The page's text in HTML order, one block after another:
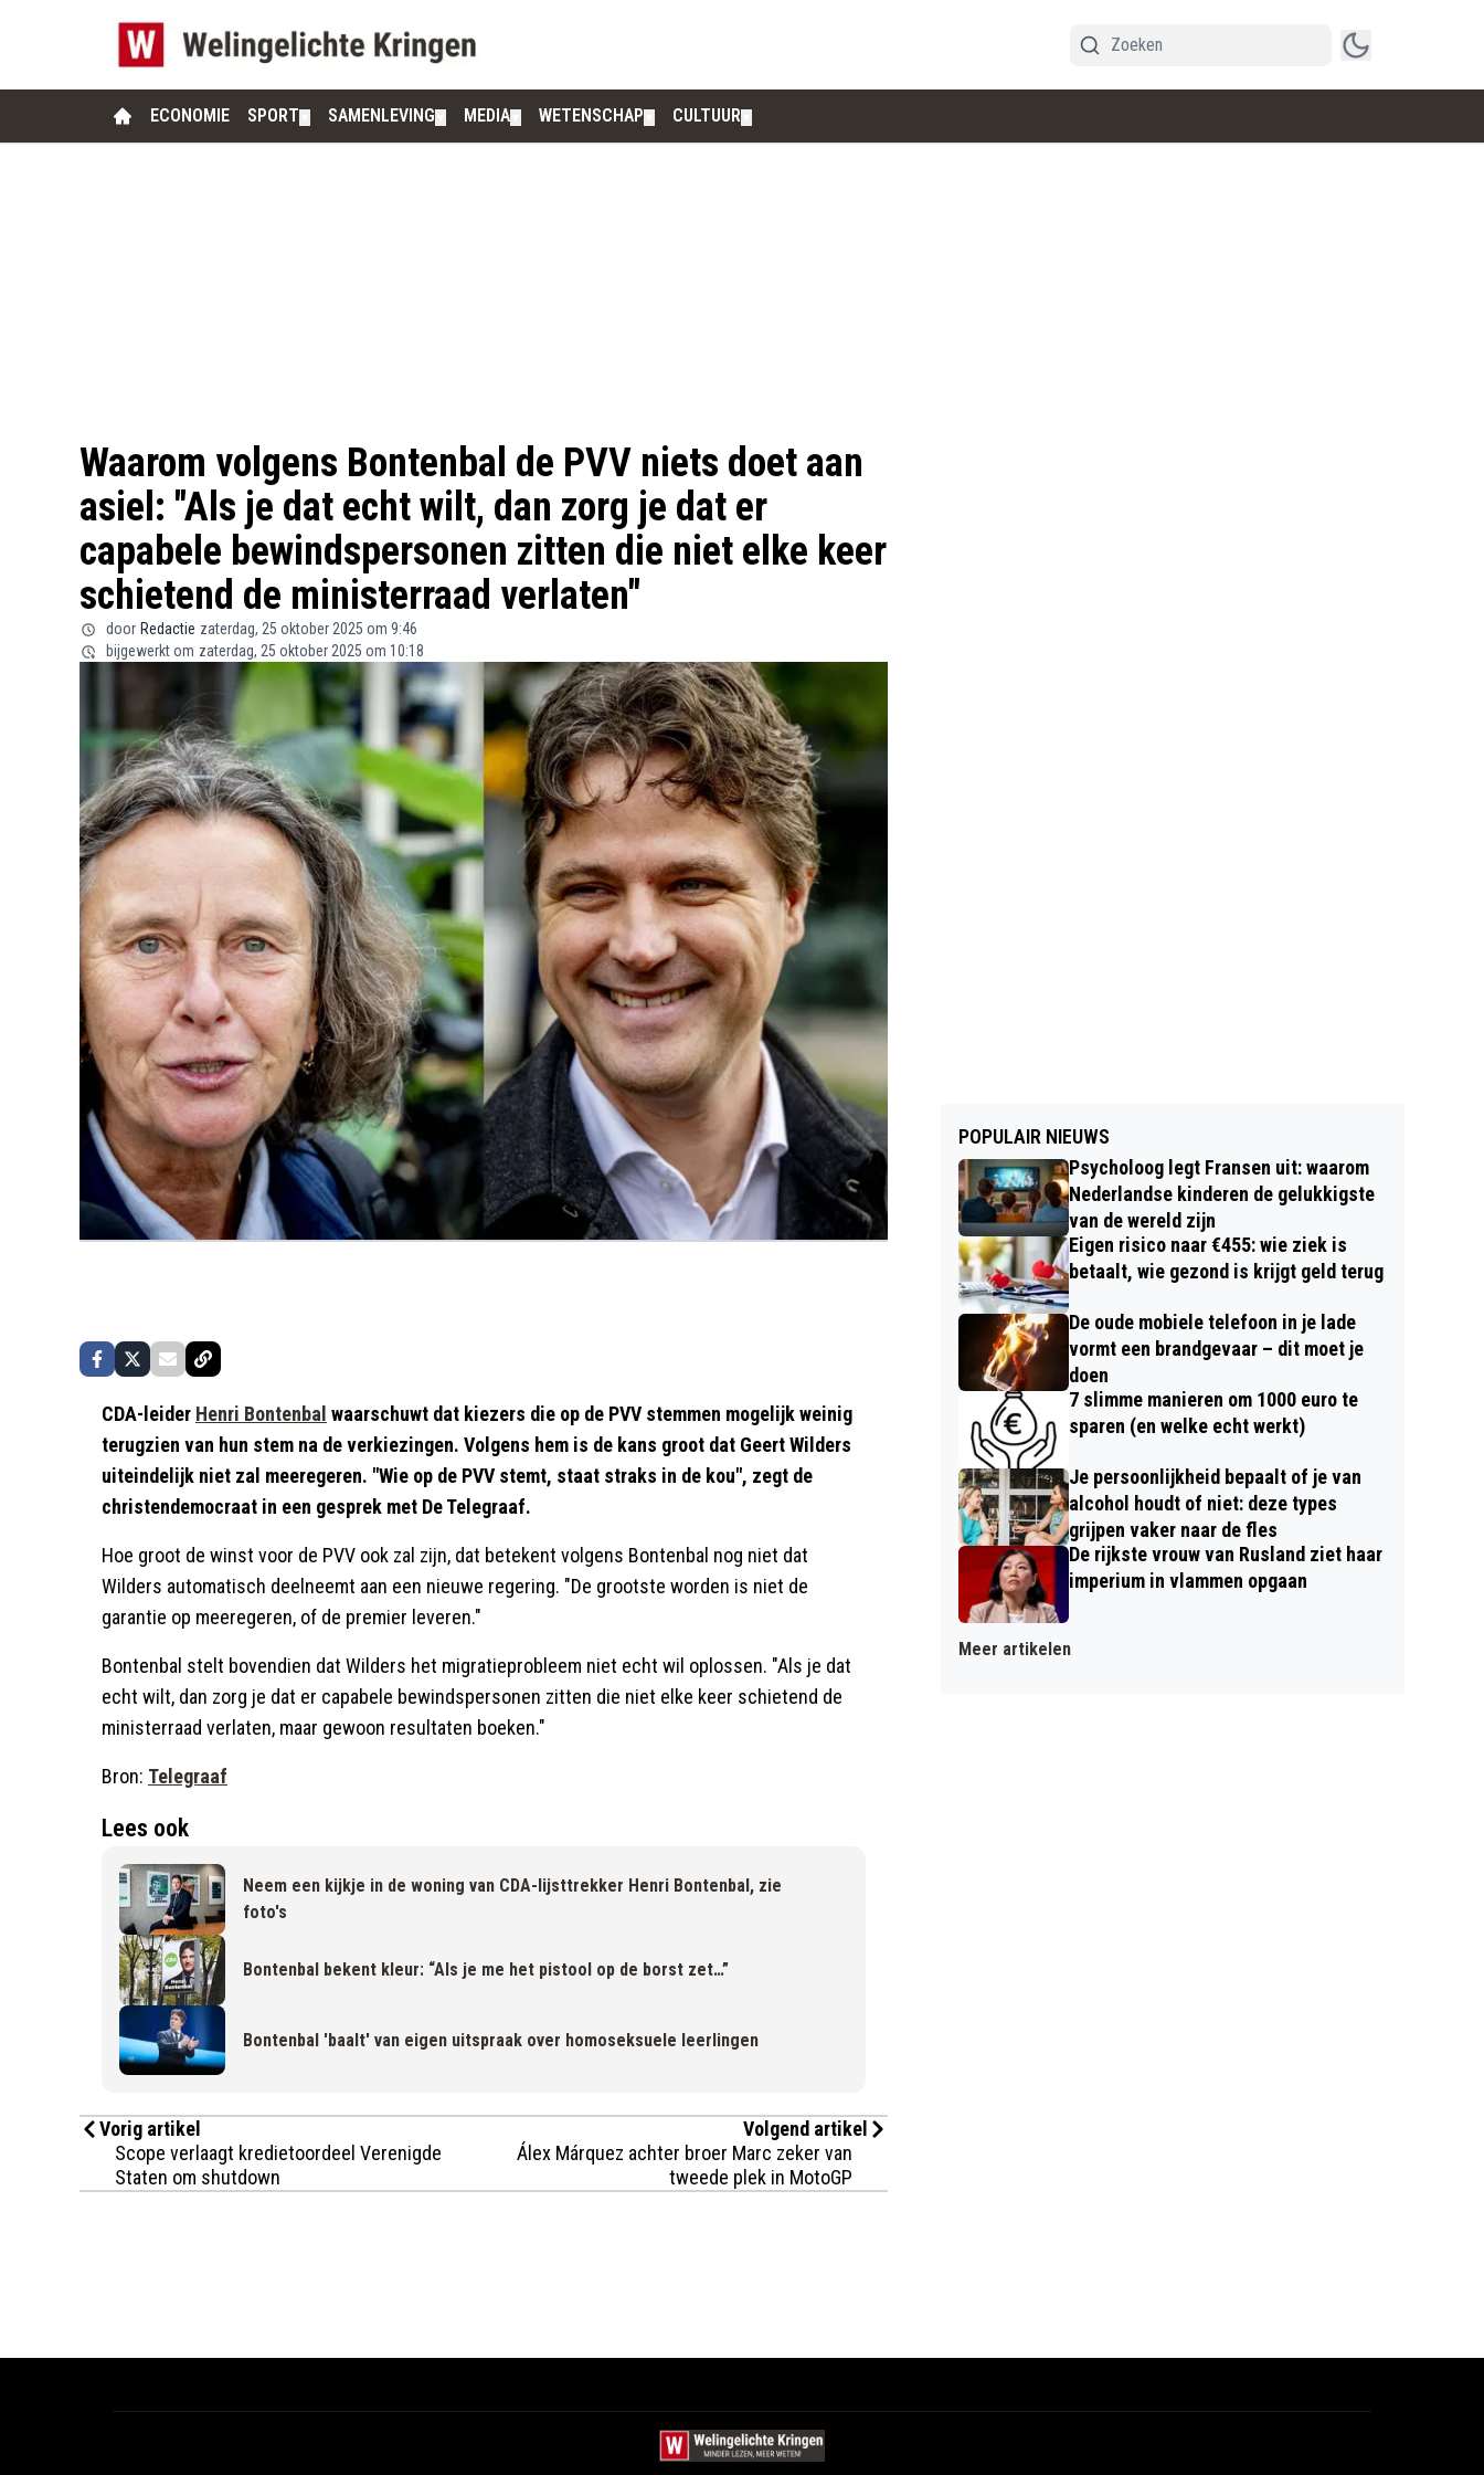
ECONOMIE SPORT SAMENLEVING MEDIA WETENSCHAP CULTUUR
Waarom volgens Bontenbal de PVV niets doet aan
asiel: "Als je dat echt wilt, dan zorg je dat er
capabele bewindspersonen zitten die niet elke keer
schietend de ministerraad verlaten"
door Redactie zaterdag, 25 oktober 2025 om 9:46
bijgewerkt om zaterdag, 25 oktober 2025 om 10:18
CDA-leider Henri Bontenbal waarschuwt dat kiezers die op de PVV stemmen mogelijk weinig
terugzien van hun stem na de verkiezingen. Volgens hem is de kans groot dat Geert Wilders
uiteindelijk niet zal meeregeren. "Wie op de PVV stemt, staat straks in de kou", zegt de
christendemocraat in een gesprek met De Telegraaf.
Hoe groot de winst voor de PVV ook zal zijn, dat betekent volgens Bontenbal nog niet dat
Wilders automatisch deelneemt aan een nieuwe regering. "De grootste worden is niet de
garantie op meeregeren, of de premier leveren."
Bontenbal stelt bovendien dat Wilders het migratieprobleem niet echt wil oplossen. "Als je dat
echt wilt, dan zorg je dat er capabele bewindspersonen zitten die niet elke keer schietend de
ministerraad verlaten, maar gewoon resultaten boeken."
Bron: Telegraaf
Lees ook
Neem een kijkje in de woning van CDA-lijsttrekker Henri Bontenbal, zie
foto's
Bontenbal bekent kleur: “Als je me het pistool op de borst zet…”
Bontenbal 'baalt' van eigen uitspraak over homoseksuele leerlingen
Vorig artikel
Scope verlaagt kredietoordeel Verenigde
Staten om shutdown
Volgend artikel
Álex Márquez achter broer Marc zeker van
tweede plek in MotoGP
POPULAIR NIEUWS
Psycholoog legt Fransen uit: waarom
Nederlandse kinderen de gelukkigste
van de wereld zijn
Eigen risico naar €455: wie ziek is
betaalt, wie gezond is krijgt geld terug
De oude mobiele telefoon in je lade
vormt een brandgevaar – dit moet je
doen
7 slimme manieren om 1000 euro te
sparen (en welke echt werkt)
Je persoonlijkheid bepaalt of je van
alcohol houdt of niet: deze types
grijpen vaker naar de fles
De rijkste vrouw van Rusland ziet haar
imperium in vlammen opgaan
Meer artikelen